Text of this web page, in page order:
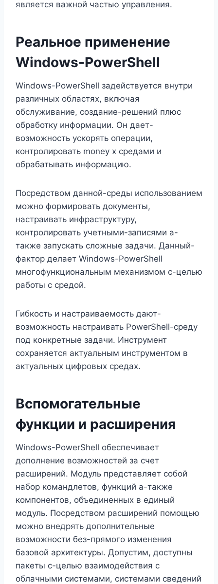
является важной частью управления.
Реальное применение
Windows-PowerShell
Windows-PowerShell задействуется внутри
различных областях, включая
обслуживание, создание-решений плюс
обработку информации. Он дает-
возможность ускорять операции,
контролировать money x средами и
обрабатывать информацию.
Посредством данной-среды использованием
можно формировать документы,
настраивать инфраструктуру,
контролировать учетными-записями а-
также запускать сложные задачи. Данный-
фактор делает Windows-PowerShell
многофункциональным механизмом с-целью
работы с средой.
Гибкость и настраиваемость дают-
возможность настраивать PowerShell-среду
под конкретные задачи. Инструмент
сохраняется актуальным инструментом в
актуальных цифровых средах.
Вспомогательные
функции и расширения
Windows-PowerShell обеспечивает
дополнение возможностей за счет
расширений. Модуль представляет собой
набор командлетов, функций а-также
компонентов, объединенных в единый
модуль. Посредством расширений помощью
можно внедрять дополнительные
возможности без-прямого изменения
базовой архитектуры. Допустим, доступны
пакеты с-целью взаимодействия с
облачными системами, системами сведений